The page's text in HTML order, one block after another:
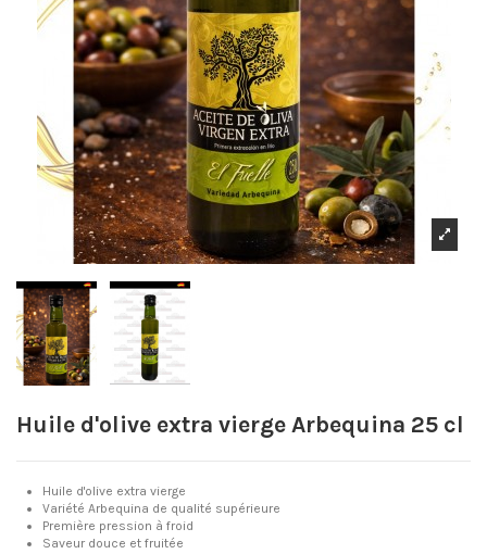
Huile d'olive extra vierge Arbequina 25 cl
Huile d'olive extra vierge
Variété Arbequina de qualité supérieure
Première pression à froid
Saveur douce et fruitée